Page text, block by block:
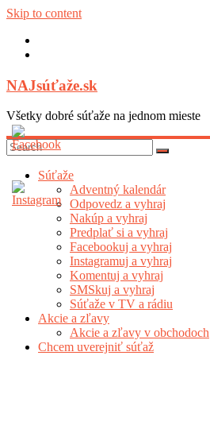
Skip to content
NAJsúťaže.sk
Všetky dobré súťaže na jednom mieste
Súťaže
Adventný kalendár
Odpovedz a vyhraj
Nakúp a vyhraj
Predplať si a vyhraj
Facebookuj a vyhraj
Instagramuj a vyhraj
Komentuj a vyhraj
SMSkuj a vyhraj
Súťaže v TV a rádiu
Akcie a zľavy
Akcie a zľavy v obchodoch
Chcem uverejniť súťaž